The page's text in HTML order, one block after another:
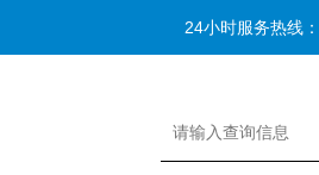
24小时服务热线：